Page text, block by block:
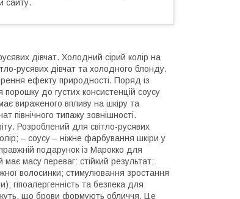
сайту.
дівчат. Холодний сірий колір на
русявих дівчат та холодного блонду.
ефекту природності. Поряд із
до густих консистенцій соусу
вираженого впливу на шкіру та
північного типажу зовнішності.
Розроблений для світло-русявих
– соусу – ніжне фарбування шкіри у
подарунок із Марокко для
масу переваг: стійкий результат;
волосинки; стимулювання зростання
гіпоалергенність та безпека для
що брови формують обличчя. Це